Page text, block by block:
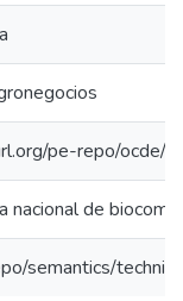
pe-repo/ocde/
nacional de
semantics/